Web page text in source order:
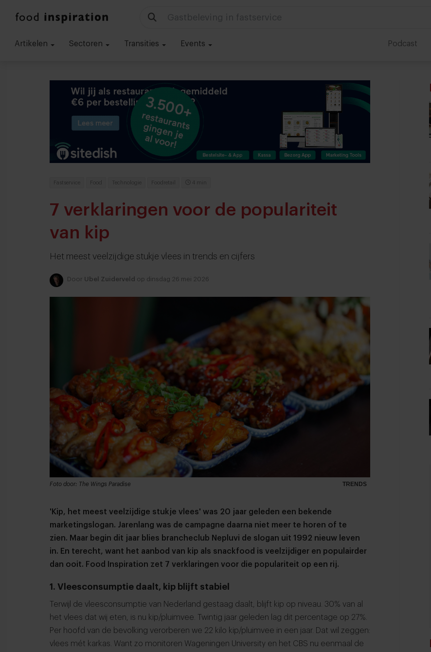
Gastbeleving in fastservice
Artikelen Sectoren Transities Events Podcast
Fastservice Food Technologie Foodretail 4 min
7 verklaringen voor de populariteit
van kip
Het meest veelzijdige stukje vlees in trends en cijfers
Door Ubel Zuiderveld op dinsdag 26 mei 2026
TRENDS
Foto door: The Wings Paradise
'Kip, het meest veelzijdige stukje vlees' was 20 jaar geleden een bekende
marketingslogan. Jarenlang was de campagne daarna niet meer te horen of te
zien. Maar begin dit jaar blies brancheclub Nepluvi de slogan uit 1992 nieuw leven
in. En terecht, want het aanbod van kip als snackfood is veelzijdiger en populairder
dan ooit. Food Inspiration zet 7 verklaringen voor die populariteit op een rij.
1. Vleesconsumptie daalt, kip blijft stabiel
Terwijl de vleesconsumptie van Nederland gestaag daalt, blijft kip op niveau. 30% van al
het vlees dat wij eten, is nu kip/pluimvee. Twintig jaar geleden lag dit percentage op 27%.
Per hoofd van de bevolking verorberen we 22 kilo kip/pluimvee in een jaar. Dat wil zeggen:
vlees mét karkas. Want zo monitoren Wageningen University en het CBS nu eenmaal de